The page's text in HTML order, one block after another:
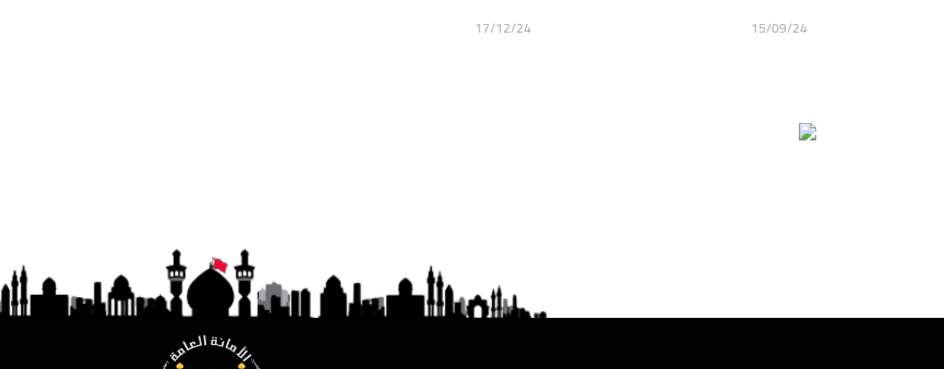
15/09/24
17/12/24